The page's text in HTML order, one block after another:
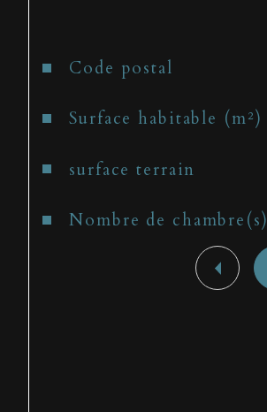
Caractéristiques Valeurs
Code postal
Surface habitable (m²)
surface terrain
Nombre de chambre(s)